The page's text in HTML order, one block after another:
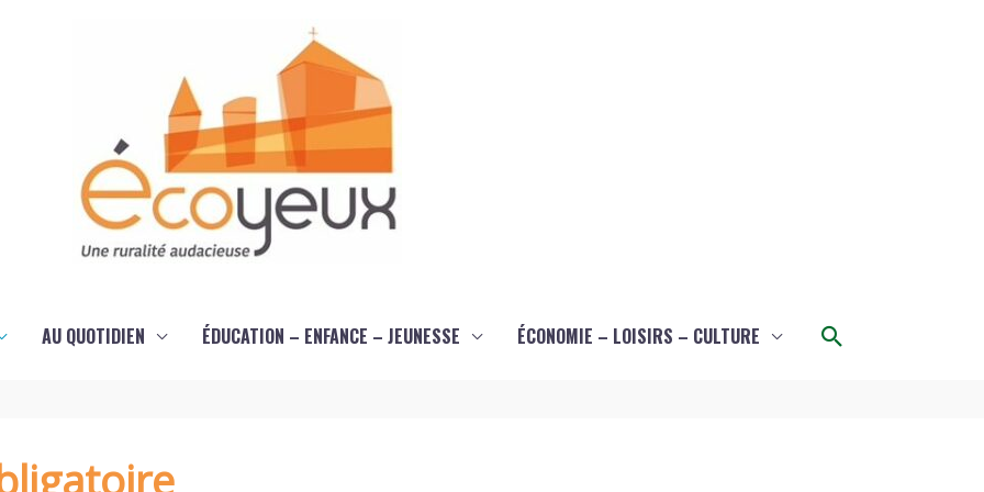
AU QUOTIDIEN ÉDUCATION – ENFANCE – JEUNESSE ÉCONOMIE – LOISIRS – CULTURE Rechercher